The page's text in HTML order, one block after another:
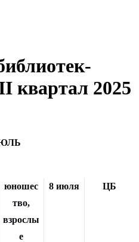
квартал 2025
юношес
тво,
взрослы
е
8 июля ЦБ